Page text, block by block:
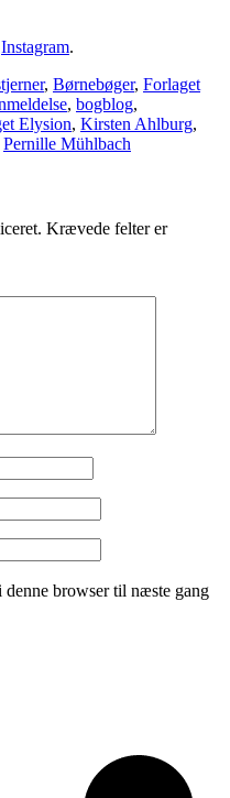
Instagram.
, Børnebøger, Forlaget
, bogblog,
Elysion, Kirsten Ahlburg,
Pernille Mühlbach
Krævede felter er
browser til næste gang